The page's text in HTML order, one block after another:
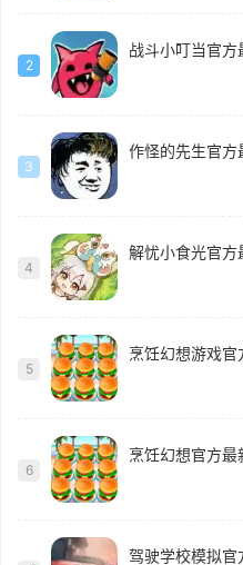
2
战斗小叮当官方
3
作怪的先生官方
4
解忧小食光官方
5
烹饪幻想游戏官
6
烹饪幻想官方最
驾驶学校模拟官